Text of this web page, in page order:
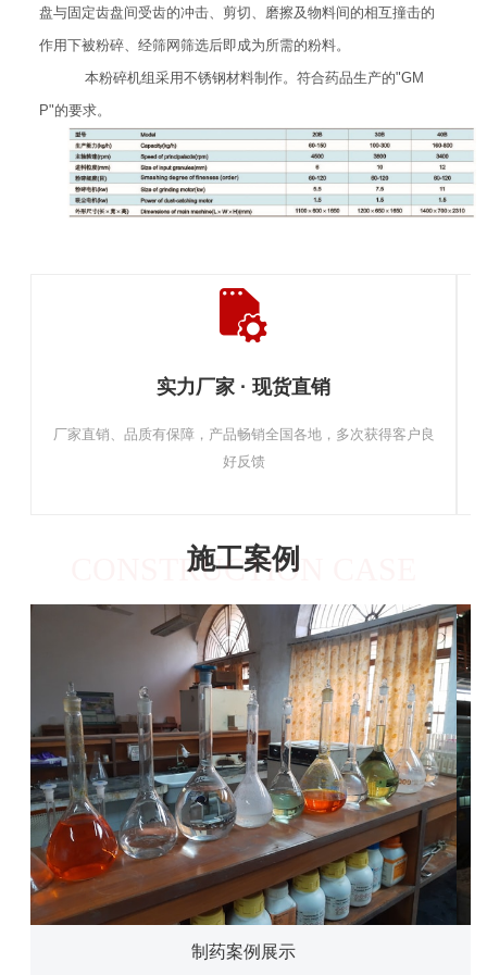
盘与固定齿盘间受齿的冲击、剪切、磨擦及物料间的相互撞击的
作用下被粉碎、经筛网筛选后即成为所需的粉料。
本粉碎机组采用不锈钢材料制作。符合药品生产的"GM
P"的要求。
实力厂家 · 现货直销
厂家直销、品质有保障，产品畅销全国各地，多次获得客户良
好反馈
施工案例
CONSTRUCTION CASE
制药案例展示